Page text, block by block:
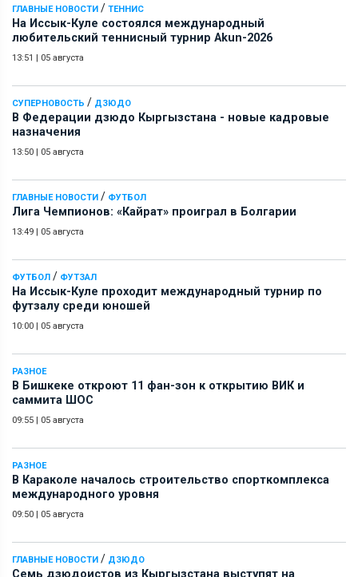
ГЛАВНЫЕ НОВОСТИ / ТЕННИС
На Иссык-Куле состоялся международный
любительский теннисный турнир Akun-2026
13:51 | 05 августа
СУПЕРНОВОСТЬ / ДЗЮДО
В Федерации дзюдо Кыргызстана - новые кадровые
назначения
13:50 | 05 августа
ГЛАВНЫЕ НОВОСТИ / ФУТБОЛ
Лига Чемпионов: «Кайрат» проиграл в Болгарии
13:49 | 05 августа
ФУТБОЛ / ФУТЗАЛ
На Иссык-Куле проходит международный турнир по
футзалу среди юношей
10:00 | 05 августа
РАЗНОЕ
В Бишкеке откроют 11 фан-зон к открытию ВИК и
саммита ШОС
09:55 | 05 августа
РАЗНОЕ
В Караколе началось строительство спорткомплекса
международного уровня
09:50 | 05 августа
ГЛАВНЫЕ НОВОСТИ / ДЗЮДО
Семь дзюдоистов из Кыргызстана выступят на